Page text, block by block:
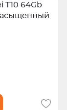
T10 64Gb